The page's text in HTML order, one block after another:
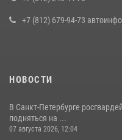
+7 (812) 679-94-73
НОВОСТИ
В Санкт-Петербурге
подняться на ...
07 августа 2026, 12:04